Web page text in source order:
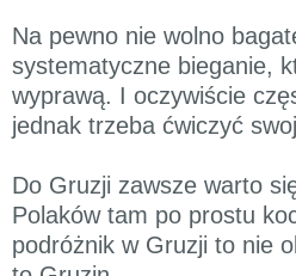
Na pewno nie wolno
systematyczne bieganie,
wyprawą. I oczywiście
jednak trzeba ćwiczyć
Do Gruzji zawsze warto
Polaków tam po prostu
podróżnik w Gruzji to nie